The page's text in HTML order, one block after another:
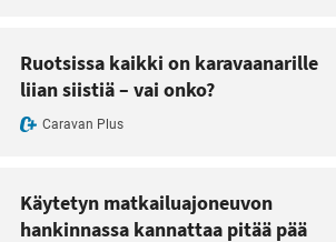
Ruotsissa kaikki on karavaanarille
liian siistiä – vai onko?
Caravan Plus
Käytetyn matkailuajoneuvon
hankinnassa kannattaa pitää pää